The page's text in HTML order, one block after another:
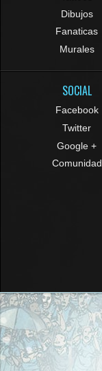
Dibujos
Fanaticas
Murales
SOCIAL
Facebook
Twitter
Google +
Comunidad